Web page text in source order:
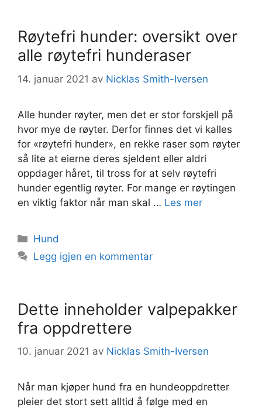
Røytefri hunder: oversikt over
alle røytefri hunderaser
14. januar 2021 av Nicklas Smith-Iversen
Alle hunder røyter, men det er stor forskjell på
hvor mye de røyter. Derfor finnes det vi kalles
for «røytefri hunder», en rekke raser som røyter
så lite at eierne deres sjeldent eller aldri
oppdager håret, til tross for at selv røytefri
hunder egentlig røyter. For mange er røytingen
en viktig faktor når man skal … Les mer
Kategorier
Hund
Legg igjen en kommentar
Dette inneholder valpepakker
fra oppdrettere
10. januar 2021 av Nicklas Smith-Iversen
Når man kjøper hund fra en hundeoppdretter
pleier det stort sett alltid å følge med en